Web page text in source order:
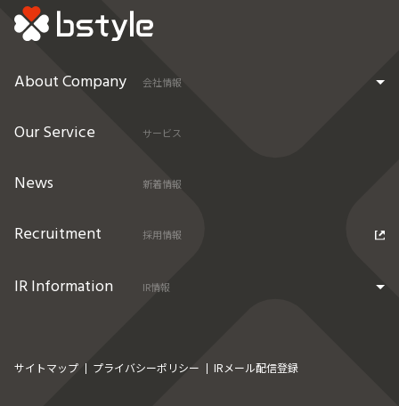
About Company 会社情報
Our Service サービス
News 新着情報
Recruitment 採用情報
IR Information IR情報
サイトマップ プライバシーポリシー IRメール配信登録